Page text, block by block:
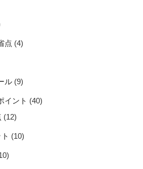
点 (4)
ル (9)
イント (40)
(12)
(10)